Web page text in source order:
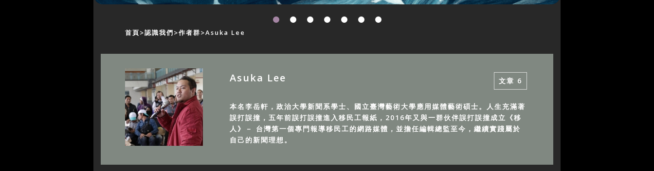
首頁 認識我們 作者群 Asuka Lee
Asuka Lee 文章 6
本名李岳軒，政治大學新聞系學士、國立臺灣藝術大學應用媒體藝術碩士。人生充滿著
誤打誤撞，五年前誤打誤撞進入移民工報紙，2016年又與一群伙伴誤打誤撞成立《移
人》－ 台灣第一個專門報導移民工的網路媒體，並擔任編輯總監至今，繼續實踐屬於
自己的新聞理想。